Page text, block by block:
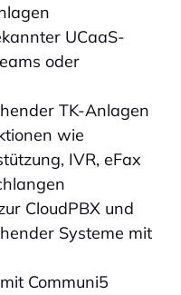
UCaaS-
oder
TK-Anlagen
wie
IVR, eFax
CloudPBX und
Systeme mit
Communi5